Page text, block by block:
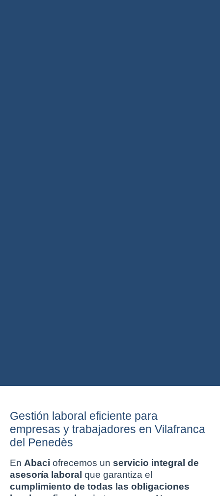
Gestión laboral eficiente para
empresas y trabajadores en Vilafranca
del Penedès
En Abaci ofrecemos un servicio integral de
asesoría laboral que garantiza el
cumplimiento de todas las obligaciones